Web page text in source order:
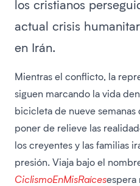
los cristianos
actual crisis
en Irán.
Mientras el conflicto, la
siguen marcando la vida
bicicleta de nueve
poner de relieve las
los creyentes y las familias
presión. Viaja bajo el
CiclismoEnMisRaícesespera